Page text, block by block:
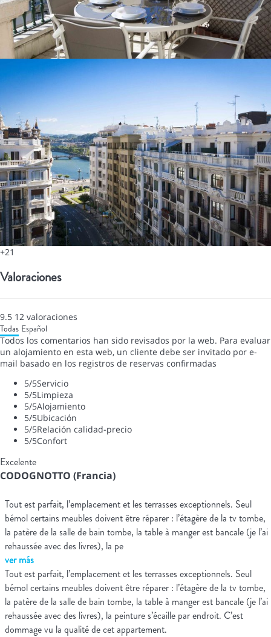
+21
Valoraciones
9.5 12 valoraciones
Todas Español
Todos los comentarios han sido revisados por la web. Para evaluar
un alojamiento en esta web, un cliente debe ser invitado por e-
mail basado en los registros de reservas confirmadas
5/5Servicio
5/5Limpieza
5/5Alojamiento
5/5Ubicación
5/5Relación calidad-precio
5/5Confort
Excelente
CODOGNOTTO (Francia)
Tout est parfait, l’emplacement et les terrasses exceptionnels. Seul
bémol certains meubles doivent être réparer : l’étagère de la tv tombe,
la patère de la salle de bain tombe, la table à manger est bancale (je l’ai
rehaussée avec des livres), la pe
ver más
Tout est parfait, l’emplacement et les terrasses exceptionnels. Seul
bémol certains meubles doivent être réparer : l’étagère de la tv tombe,
la patère de la salle de bain tombe, la table à manger est bancale (je l’ai
rehaussée avec des livres), la peinture s’écaille par endroit. C’est
dommage vu la qualité de cet appartement.